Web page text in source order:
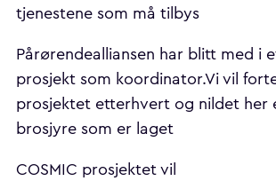
tjenestene som må tilbys
Pårørendealliansen har blitt med i
prosjekt som koordinator.Vi vil
prosjektet etterhvert og nildet her
brosjyre som er laget
COSMIC prosjektet vil